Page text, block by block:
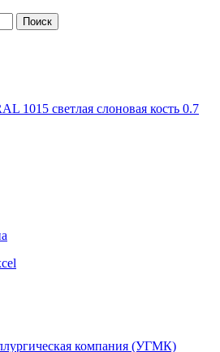
1015 светлая слоновая кость 0.7